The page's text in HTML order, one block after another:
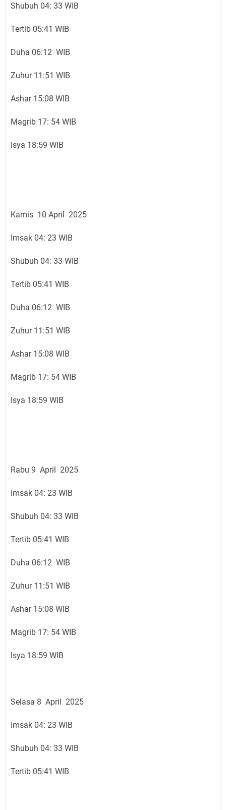
Shubuh 04: 33 WIB
Tertib 05:41 WIB
Duha 06:12 WIB
Zuhur 11:51 WIB
Ashar 15:08 WIB
Magrib 17: 54 WIB
Isya 18:59 WIB
Kamis 10 April 2025
Imsak 04: 23 WIB
Shubuh 04: 33 WIB
Tertib 05:41 WIB
Duha 06:12 WIB
Zuhur 11:51 WIB
Ashar 15:08 WIB
Magrib 17: 54 WIB
Isya 18:59 WIB
Rabu 9 April 2025
Imsak 04: 23 WIB
Shubuh 04: 33 WIB
Tertib 05:41 WIB
Duha 06:12 WIB
Zuhur 11:51 WIB
Ashar 15:08 WIB
Magrib 17: 54 WIB
Isya 18:59 WIB
Selasa 8 April 2025
Imsak 04: 23 WIB
Shubuh 04: 33 WIB
Tertib 05:41 WIB